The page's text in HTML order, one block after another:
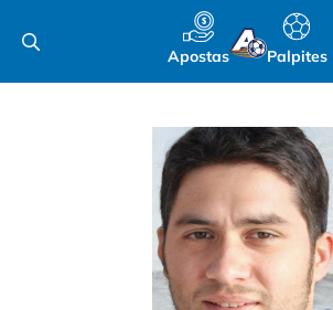
para
Apostas Palpites